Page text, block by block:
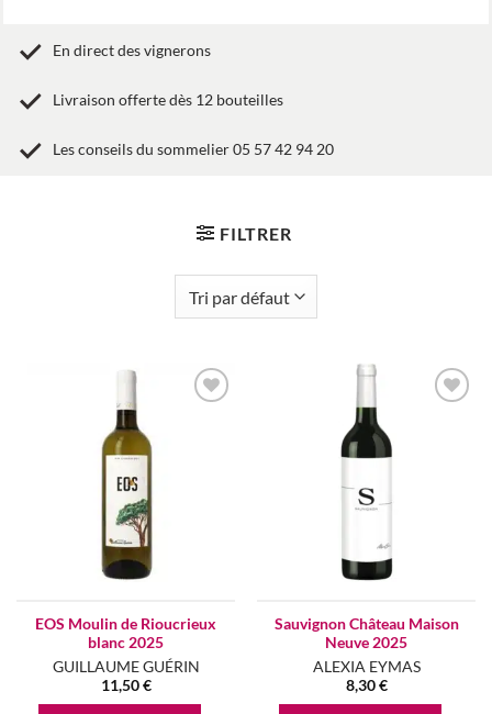
En direct des vignerons
Livraison offerte dès 12 bouteilles
Les conseils du sommelier 05 57 42 94 20
FILTRER
EOS Moulin de Rioucrieux
blanc 2025
GUILLAUME GUÉRIN
11,50€
Sauvignon Château Maison
Neuve 2025
ALEXIA EYMAS
8,30€